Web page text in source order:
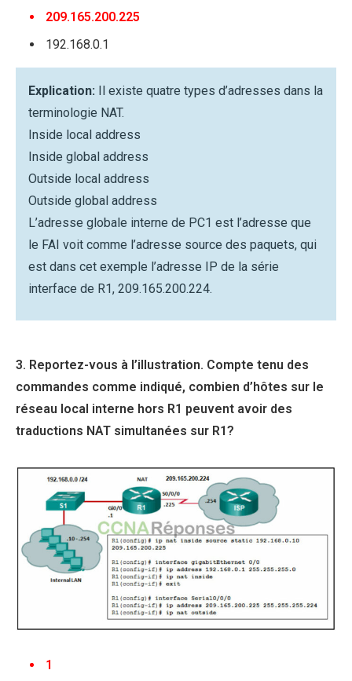
209.165.200.225
192.168.0.1
Explication: Il existe quatre types d’adresses dans la
terminologie NAT.
Inside local address
Inside global address
Outside local address
Outside global address
L’adresse globale interne de PC1 est l’adresse que
le FAI voit comme l’adresse source des paquets, qui
est dans cet exemple l’adresse IP de la série
interface de R1, 209.165.200.224.
3. Reportez-vous à l’illustration. Compte tenu des
commandes comme indiqué, combien d’hôtes sur le
réseau local interne hors R1 peuvent avoir des
traductions NAT simultanées sur R1?
1